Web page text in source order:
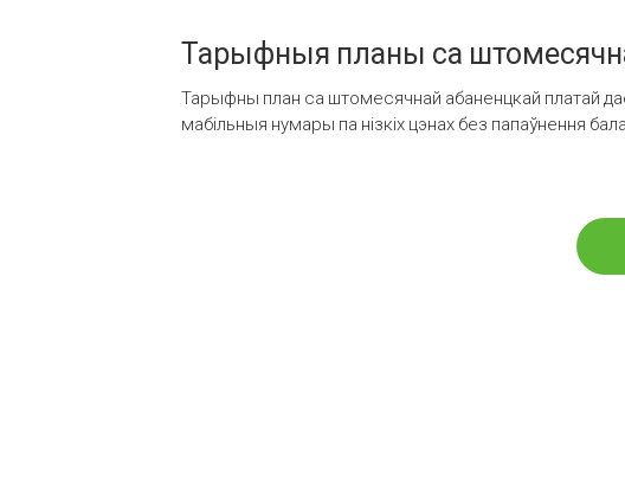
Тарыфныя планы са
Тарыфны план са штомесячнай абаненцкай платай
мабільныя нумары па нізкіх цэнах без папаўнення